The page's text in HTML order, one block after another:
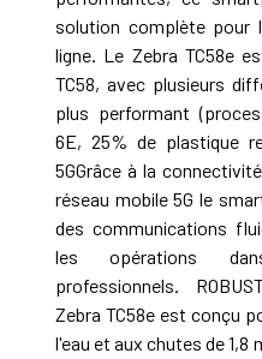
solution complète pour
ligne. Le Zebra TC58e
TC58, avec plusieurs
plus performant
6E, 25% de plastique
5GGrâce à la
réseau mobile 5G le
des communications
les opérations
professionnels.
Zebra TC58e est conçu
l'eau et aux chutes de 1,8